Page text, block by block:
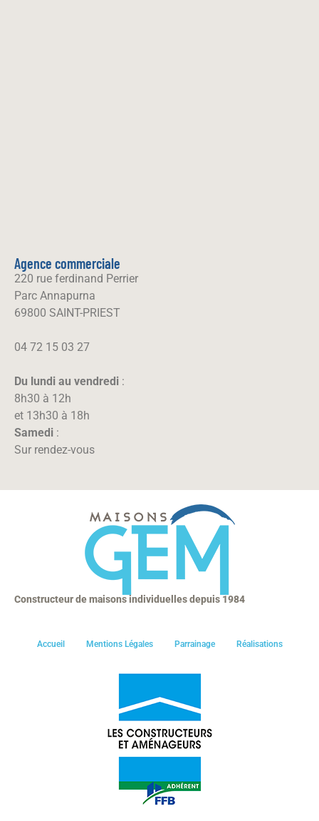
Agence commerciale
220 rue ferdinand Perrier
Parc Annapurna
69800 SAINT-PRIEST
04 72 15 03 27
Du lundi au vendredi :
8h30 à 12h
et 13h30 à 18h
Samedi :
Sur rendez-vous
Constructeur de maisons individuelles depuis 1984
Accueil Mentions Légales Parrainage Réalisations